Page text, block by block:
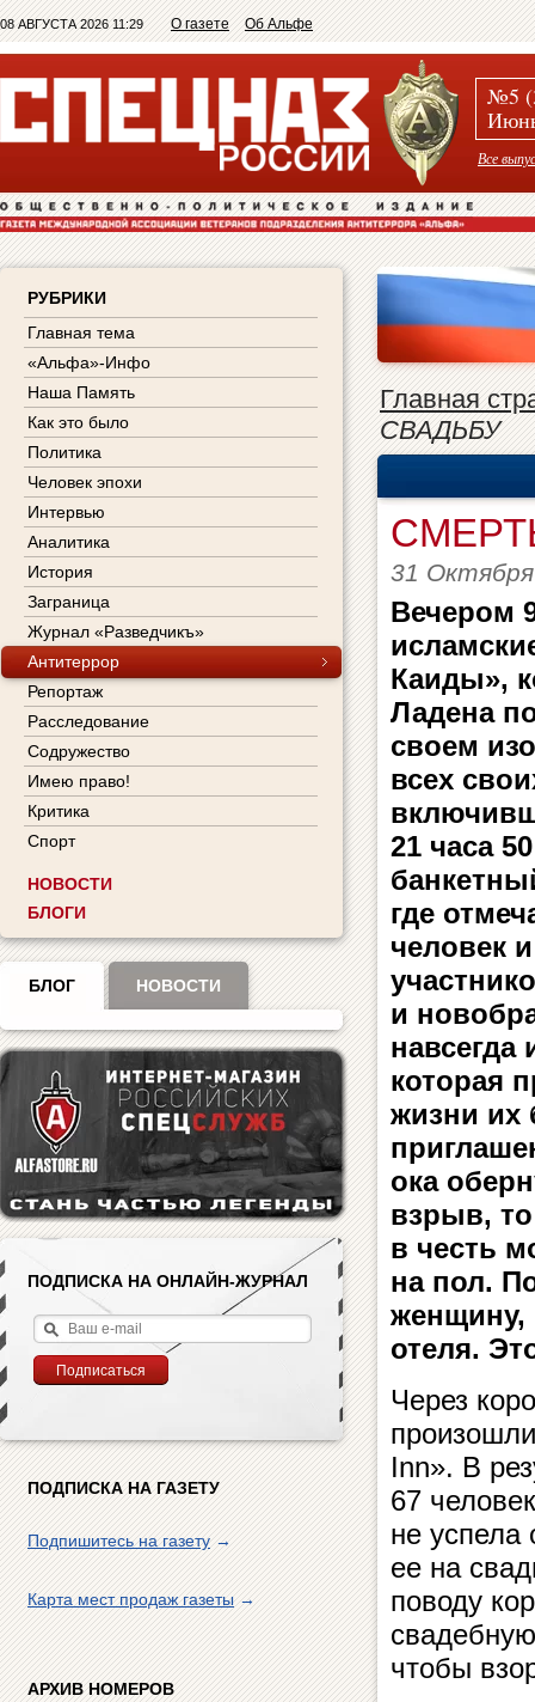
08 АВГУСТА 2026 11:29 О газете Об Альфе
№5
Все
РУБРИКИ
Главная тема
«Альфа»-Инфо
Наша Память
Как это было
Политика
Человек эпохи
Интервью
Аналитика
История
Заграница
Журнал «Разведчикъ»
Антитеррор
Репортаж
Расследование
Содружество
Имею право!
Критика
Спорт
НОВОСТИ
БЛОГИ
БЛОГ НОВОСТИ
ПОДПИСКА НА ОНЛАЙН-ЖУРНАЛ
ПОДПИСКА НА ГАЗЕТУ
Подпишитесь на газету→
Карта мест продаж газеты→
АРХИВ НОМЕРОВ
Главная
СВАДЬБУ
31
Вечером
Каиды»,
Ладена
своем
всех
21 часа
где
человек
и
которая
жизни их
ока
взрыв,
в честь
на пол.
женщину,
отеля.
Через
Inn». В
67
не успела
ее на
поводу
чтобы